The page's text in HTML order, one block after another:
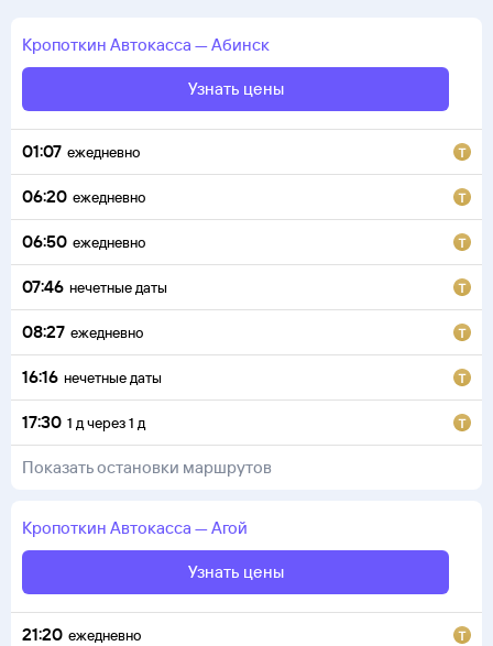
Кропоткин Автокасса —Абинск
Узнать цены
01:07 ежедневно
06:20 ежедневно
06:50 ежедневно
07:46 нечетные даты
08:27 ежедневно
16:16 нечетные даты
17:30 1 дчерез1 д
Показать остановки маршрутов
Кропоткин Автокасса —Агой
Узнать цены
21:20 ежедневно